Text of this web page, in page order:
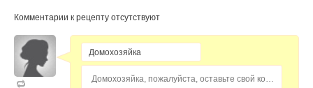
Комментарии к рецепту отсутствуют
Домохозяйка, пожалуйста, оставьте свой комментарий...